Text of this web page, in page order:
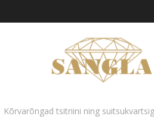
Kõrvarõngad tsitriini ning